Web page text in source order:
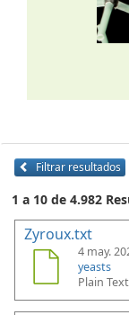
Filtrar resultados
1 a 10 de 4.982
Zyroux.txt
4 may.
yeasts
Plain